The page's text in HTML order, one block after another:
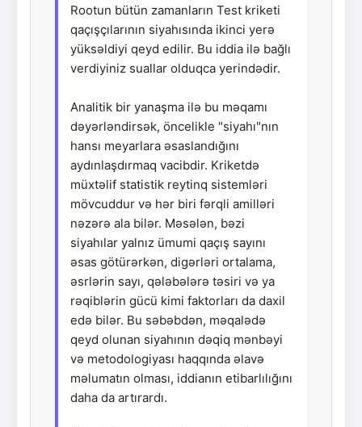
Rootun bütün zamanların Test kriketi
qaçışçılarının siyahısında ikinci yerə
yüksəldiyi qeyd edilir. Bu iddia ilə bağlı
verdiyiniz suallar olduqca yerindədir.
Analitik bir yanaşma ilə bu məqamı
dəyərləndirsək, öncelikle "siyahı"nın
hansı meyarlara əsaslandığını
aydınlaşdırmaq vacibdir. Kriketdə
müxtəlif statistik reytinq sistemləri
mövcuddur və hər biri fərqli amilləri
nəzərə ala bilər. Məsələn, bəzi
siyahılar yalnız ümumi qaçış sayını
əsas götürərkən, digərləri ortalama,
əsrlərin sayı, qələbələrə təsiri və ya
rəqiblərin gücü kimi faktorları da daxil
edə bilər. Bu səbəbdən, məqalədə
qeyd olunan siyahının dəqiq mənbəyi
və metodologiyası haqqında əlavə
məlumatın olması, iddianın etibarlılığını
daha da artırardı.